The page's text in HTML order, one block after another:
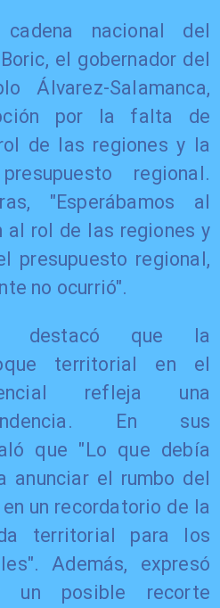
nacional del
el gobernador del
Álvarez-Salamanca,
por la falta de
de las regiones y la
regional.
"Esperábamos al
al rol de las regiones y
presupuesto regional,
no ocurrió".
destacó que la
territorial en el
refleja una
En sus
que "Lo que debía
anunciar el rumbo del
un recordatorio de la
territorial para los
Además, expresó
un posible recorte